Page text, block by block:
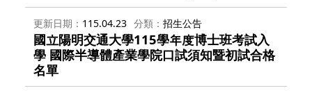
更新日期 115.04.23 分類 招生公告
國立陽明交通大學115學年度博士班考試入
學 國際半導體產業學院口試須知暨初試合格
名單